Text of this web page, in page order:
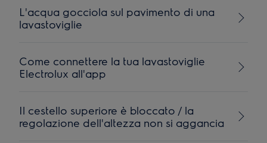
L'acqua gocciola sul pavimento di una
lavastoviglie
Come connettere la tua lavastoviglie
Electrolux all'app
Il cestello superiore è bloccato / la
regolazione dell'altezza non si aggancia